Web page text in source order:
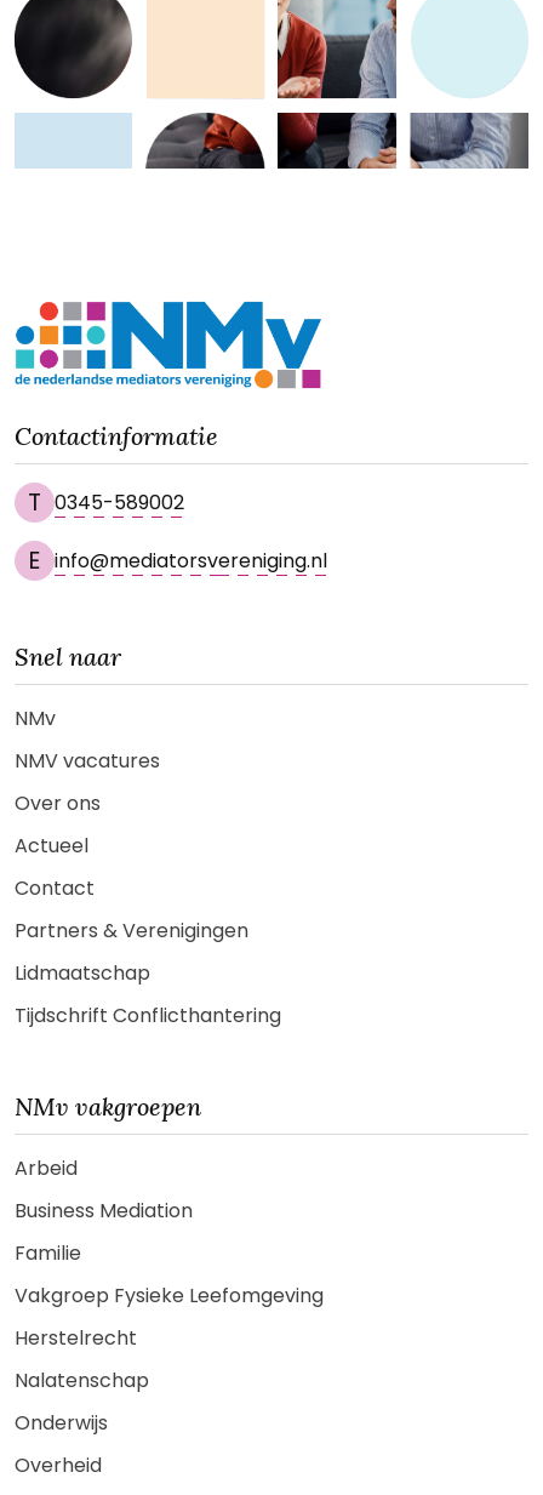
Contactinformatie
T 0345-589002
E info@mediatorsvereniging.nl
Snel naar
NMv
NMV vacatures
Over ons
Actueel
Contact
Partners & Verenigingen
Lidmaatschap
Tijdschrift Conflicthantering
NMv vakgroepen
Arbeid
Business Mediation
Familie
Vakgroep Fysieke Leefomgeving
Herstelrecht
Nalatenschap
Onderwijs
Overheid